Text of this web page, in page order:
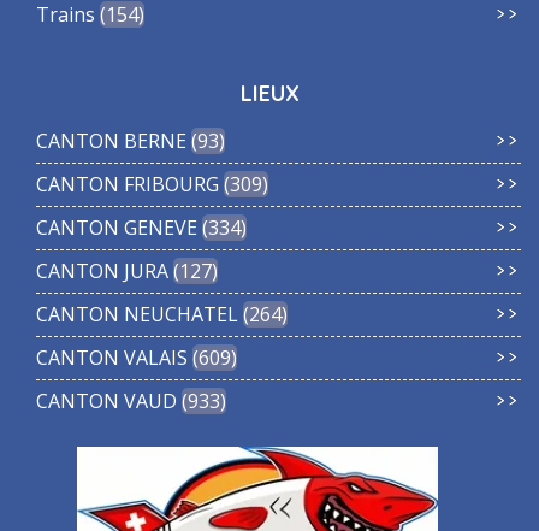
Trains 154
LIEUX
CANTON BERNE 93
CANTON FRIBOURG 309
CANTON GENEVE 334
CANTON JURA 127
CANTON NEUCHATEL 264
CANTON VALAIS 609
CANTON VAUD 933